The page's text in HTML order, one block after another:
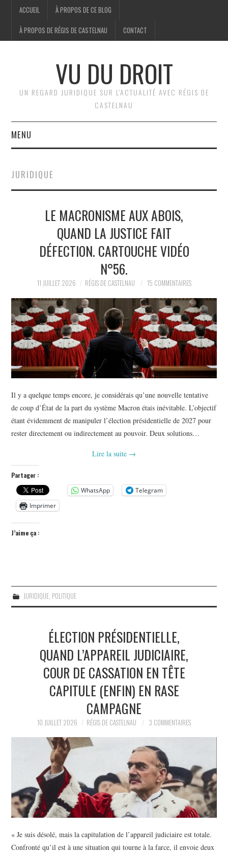
ACCUEIL À PROPOS DE CE BLOG
À PROPOS DE RÉGIS DE CASTELNAU CONTACT
VU DU DROIT
UN REGARD JURIDIQUE SUR L'ACTUALITÉ AVEC RÉGIS DE
CASTELNAU
MENU
BRÈVES
JURIDIQUE
POLITIQUE
CULTURE
SPORT
JURIDIQUE
LE MACRONISME AUX ABOIS,
QUAND LA JUSTICE FAIT
DÉFECTION. CARTOUCHE VIDÉO
N°56.
11 JUILLET 2026 RÉGIS DE CASTELNAU 15 COMMENTAIRES
Il y a quelque temps encore, je considérais qu’une nouvelle tentative
de coup d’État de la part du système Macron étais inévitable. L’objectif
étant évidemment de manipuler l’élection présidentielle de 2027 pour
rester directement ou indirectement au pouvoir. Deux solutions…
Lire la suite →
Partager :
WhatsApp
Telegram
Imprimer
J’aime ça :
JURIDIQUE, POLITIQUE
ÉLECTION PRÉSIDENTIELLE,
QUAND L’APPAREIL JUDICIAIRE,
COUR DE CASSATION EN TÊTE
CAPITULE (ENFIN) EN RASE
CAMPAGNE
10 JUILLET 2026 RÉGIS DE CASTELNAU 3 COMMENTAIRES
« Je suis désolé, mais la capitulation de l’appareil judiciaire est totale.
Confronté qu’il est à une situation qui tourne à la farce, il envoie deux